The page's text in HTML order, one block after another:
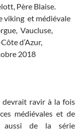
Père Blaise.
viking et médiévale
Vaucluse,
d’Azur,
2018
ravir à la fois
médiévales et de
aussi de la série